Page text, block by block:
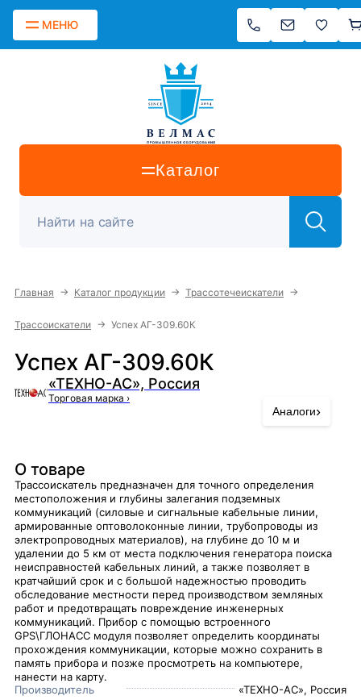
МЕНЮ
Каталог
Главная → Каталог продукции → Трассотечеискатели →
Трассоискатели → Успех АГ-309.60К
Успех АГ-309.60К
«ТЕХНО-АС», Россия
Торговая марка ›
Аналоги›
О товаре
Трассоискатель предназначен для точного определения
местоположения и глубины залегания подземных
коммуникаций (силовые и сигнальные кабельные линии,
армированные оптоволоконные линии, трубопроводы из
электропроводных материалов), на глубине до 10 м и
удалении до 5 км от места подключения генератора поиска
неисправностей кабельных линий, а также позволяет в
кратчайший срок и с большой надежностью проводить
обследование местности перед производством земляных
работ и предотвращать повреждение инженерных
коммуникаций. Прибор с помощью встроенного
GPS\ГЛОНАСС модуля позволяет определить координаты
прохождения коммуникации, которые можно сохранить в
память прибора и позже просмотреть на компьютере,
нанести на карту.
Производитель
«ТЕХНО-АС», Россия